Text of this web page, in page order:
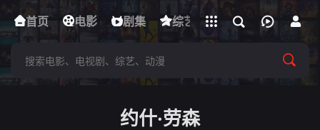
首页 电影 剧集 综艺 动漫 短剧
下载客户端
立即登录
约什·劳森